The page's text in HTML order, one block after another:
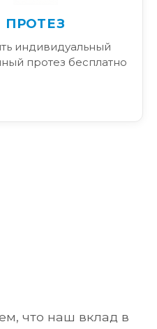
ПРОТЕЗ
индивидуальный
протез бесплатно
что наш вклад в